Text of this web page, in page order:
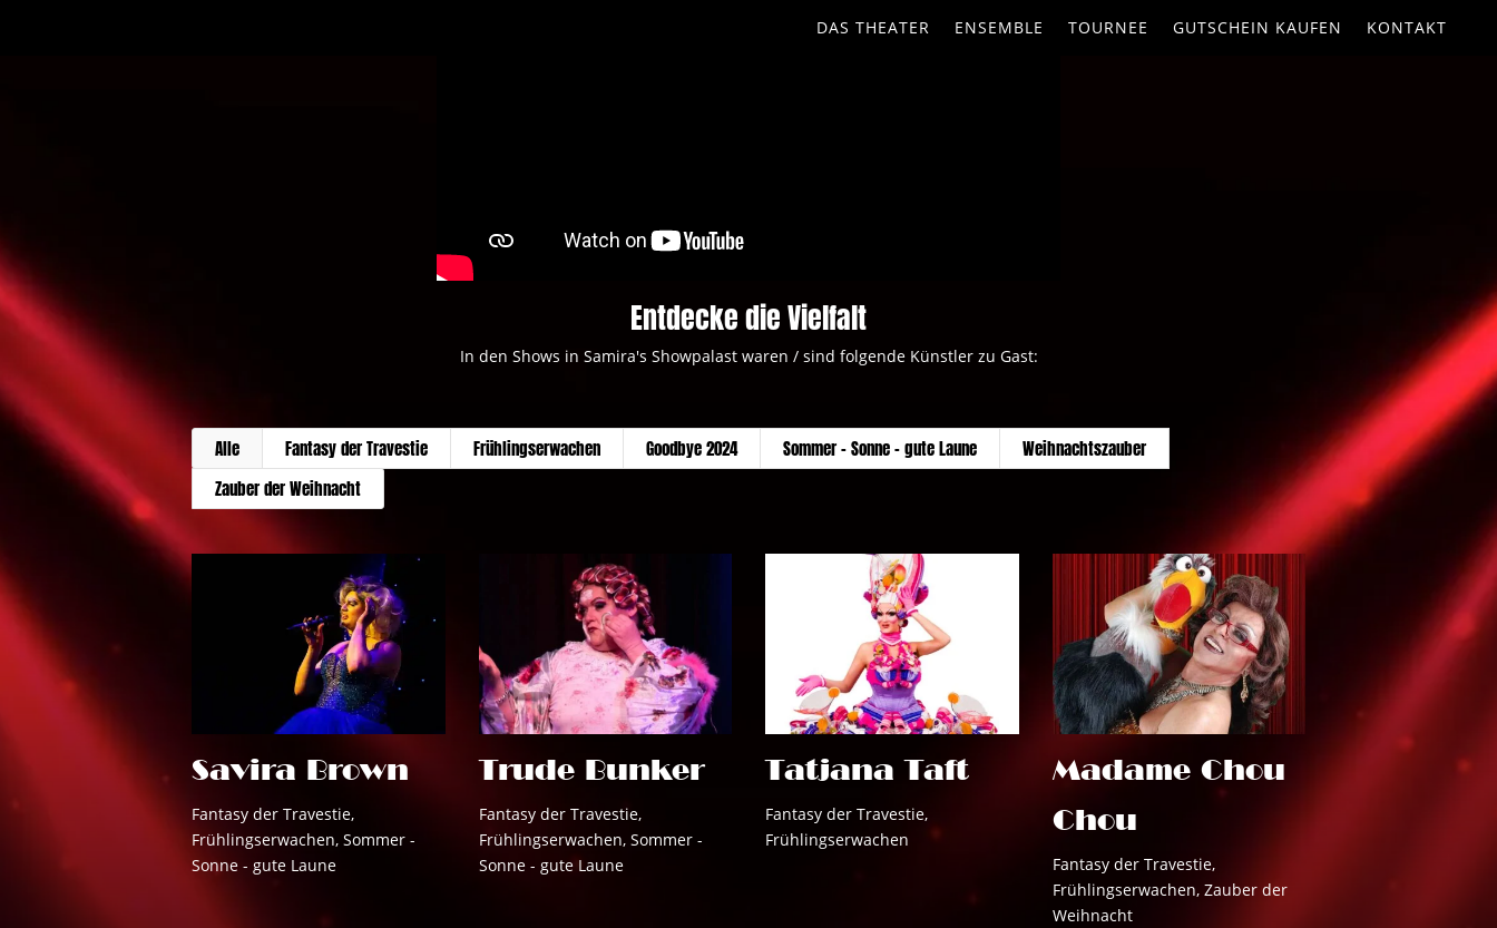
DAS THEATER ENSEMBLE TOURNEE GUTSCHEIN KAUFEN KONTAKT
Entdecke die Vielfalt
In den Shows in Samira's Showpalast waren / sind folgende Künstler zu Gast:
Alle Fantasy der Travestie Frühlingserwachen Goodbye 2024 Sommer - Sonne - gute Laune
Weihnachtszauber
Zauber der Weihnacht
Savira Brown
Fantasy der Travestie,
Frühlingserwachen, Sommer -
Sonne - gute Laune
Trude Bunker
Fantasy der Travestie,
Frühlingserwachen, Sommer -
Sonne - gute Laune
Tatjana Taft
Fantasy der Travestie,
Frühlingserwachen
Madame Chou
Chou
Fantasy der Travestie,
Frühlingserwachen, Zauber der
Weihnacht